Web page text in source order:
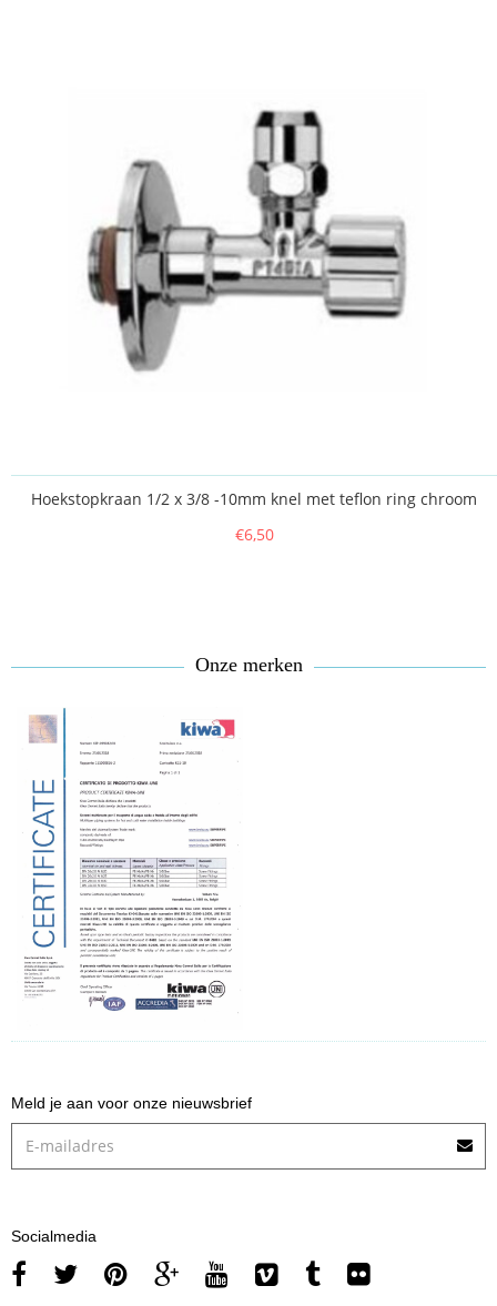
Hoekstopkraan 1/2 x 3/8 -10mm knel met teflon ring chroom
€6,50
Onze merken
Meld je aan voor onze nieuwsbrief
Socialmedia